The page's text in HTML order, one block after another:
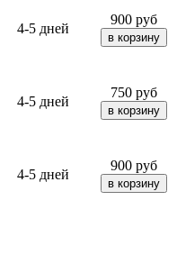
4-5 дней
900 руб
4-5 дней
750 руб
4-5 дней
900 руб